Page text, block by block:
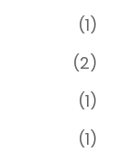
(1)
(2)
(1)
(1)